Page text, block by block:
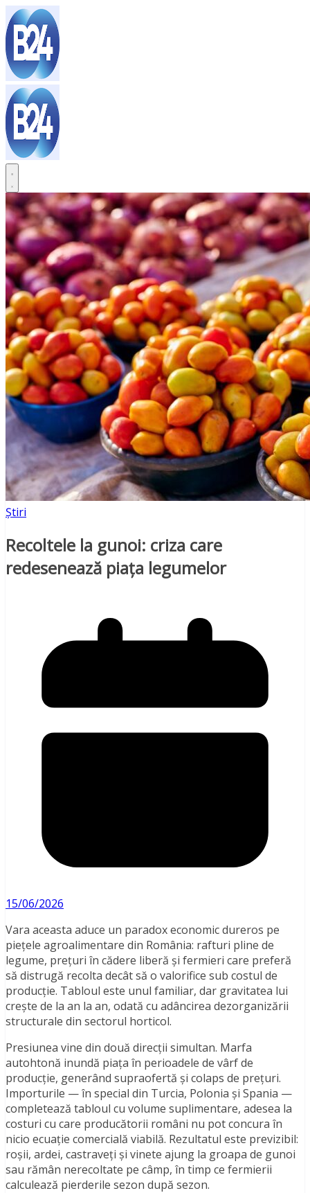
Sari
la
conținut
Știri
Recoltele la gunoi: criza care
redesenează piața legumelor
15/06/2026
Vara aceasta aduce un paradox economic dureros pe
piețele agroalimentare din România: rafturi pline de
legume, prețuri în cădere liberă și fermieri care preferă
să distrugă recolta decât să o valorifice sub costul de
producție. Tabloul este unul familiar, dar gravitatea lui
crește de la an la an, odată cu adâncirea dezorganizării
structurale din sectorul horticol.
Presiunea vine din două direcții simultan. Marfa
autohtonă inundă piața în perioadele de vârf de
producție, generând supraofertă și colaps de prețuri.
Importurile — în special din Turcia, Polonia și Spania —
completează tabloul cu volume suplimentare, adesea la
costuri cu care producătorii români nu pot concura în
nicio ecuație comercială viabilă. Rezultatul este previzibil:
roșii, ardei, castraveți și vinete ajung la groapa de gunoi
sau rămân nerecoltate pe câmp, în timp ce fermierii
calculează pierderile sezon după sezon.